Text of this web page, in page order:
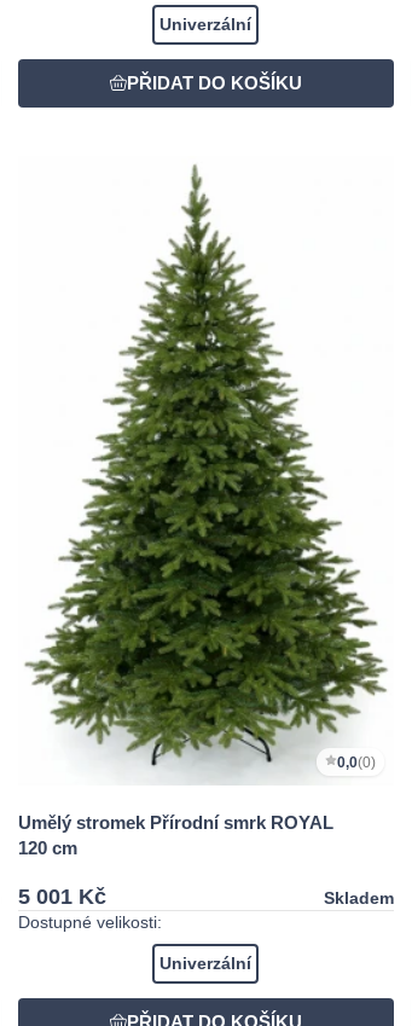
Univerzální
0,0(0)
Umělý stromek Přírodní smrk ROYAL
120 cm
5 001 Kč
Skladem
Dostupné velikosti:
Univerzální